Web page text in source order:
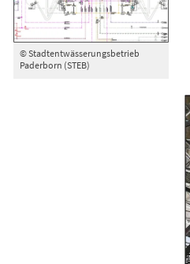
© Stadtentwässerungsbetrieb
Paderborn (STEB)